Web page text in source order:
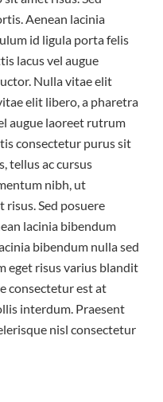
Aenean lacinia
id ligula porta felis
lacus vel augue
Nulla vitae elit
elit libero, a pharetra
augue laoreet rutrum
consectetur purus sit
tellus ac cursus
nibh, ut
Sed posuere
lacinia bibendum
bibendum nulla sed
eget risus varius blandit
consectetur est at
interdum. Praesent
nisl consectetur